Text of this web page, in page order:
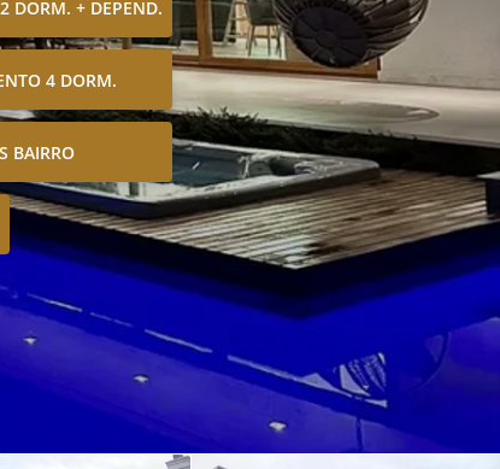
DORM. + DEPEND.
4 DORM.
BAIRRO